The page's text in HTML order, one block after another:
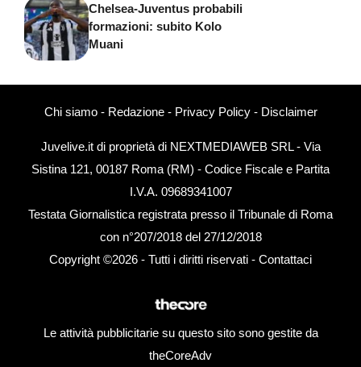
Chelsea-Juventus probabili
formazioni: subito Kolo
Muani
Chi siamo- Redazione- Privacy Policy- Disclaimer
Juvelive.it di proprietà di NEXTMEDIAWEB SRL - Via
Sistina 121, 00187 Roma (RM) - Codice Fiscale e Partita
I.V.A. 09689341007
Testata Giornalistica registrata presso il Tribunale di Roma
con n°207/2018 del 27/12/2018
Copyright ©2026 - Tutti i diritti riservati - Contattaci
Le attività pubblicitarie su questo sito sono gestite da
theCoreAdv